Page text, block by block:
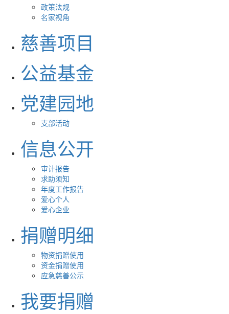
政策法规
名家视角
慈善项目
公益基金
党建园地
支部活动
信息公开
审计报告
求助须知
年度工作报告
爱心个人
爱心企业
捐赠明细
物资捐赠使用
资金捐赠使用
应急慈善公示
我要捐赠